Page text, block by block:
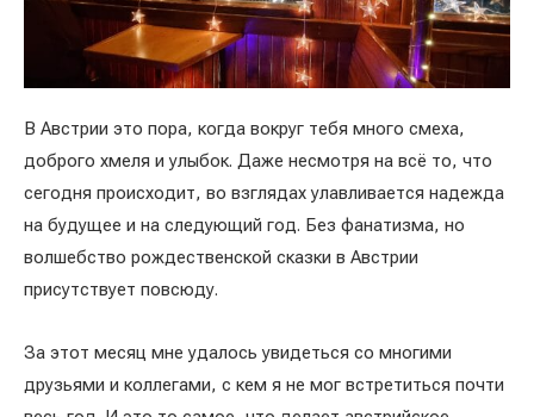
В Австрии это пора, когда вокруг тебя много смеха,
доброго хмеля и улыбок. Даже несмотря на всё то, что
сегодня происходит, во взглядах улавливается надежда
на будущее и на следующий год. Без фанатизма, но
волшебство рождественской сказки в Австрии
присутствует повсюду.
За этот месяц мне удалось увидеться со многими
друзьями и коллегами, с кем я не мог встретиться почти